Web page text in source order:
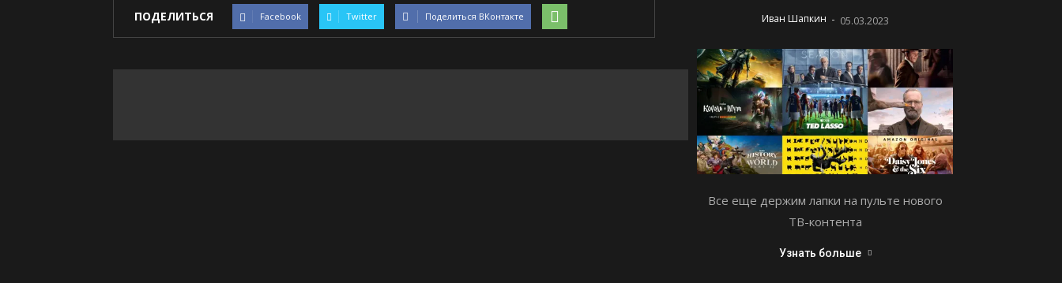
ПОДЕЛИТЬСЯ Facebook Twitter Поделиться ВКонтакте Иван Шапкин - 05.03.2023
Все еще держим лапки на пульте нового
ТВ-контента
Узнать больше